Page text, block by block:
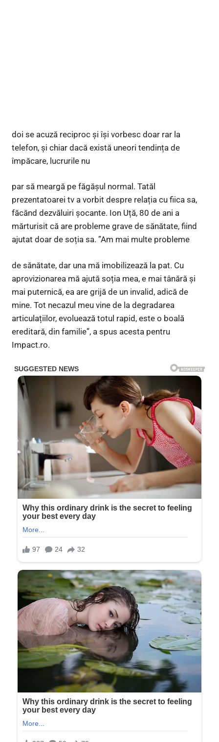
doi se acuză reciproc și își vorbesc doar rar la
telefon, și chiar dacă există uneori tendința de
împăcare, lucrurile nu
par să meargă pe făgășul normal. Tatăl
prezentatoarei tv a vorbit despre relația cu fiica sa,
făcănd dezvăluiri șocante. Ion Uță, 80 de ani a
mărturisit că are probleme grave de sănătate, fiind
ajutat doar de soția sa. ”Am mai multe probleme
de sănătate, dar una mă imobilizează la pat. Cu
aprovizionarea mă ajută soția mea, e mai tânără și
mai puternică, ea are grijă de un invalid, adică de
mine. Tot necazul meu vine de la degradarea
articulațiilor, evoluează totul rapid, este o boală
ereditară, din familie”, a spus acesta pentru
Impact.ro.